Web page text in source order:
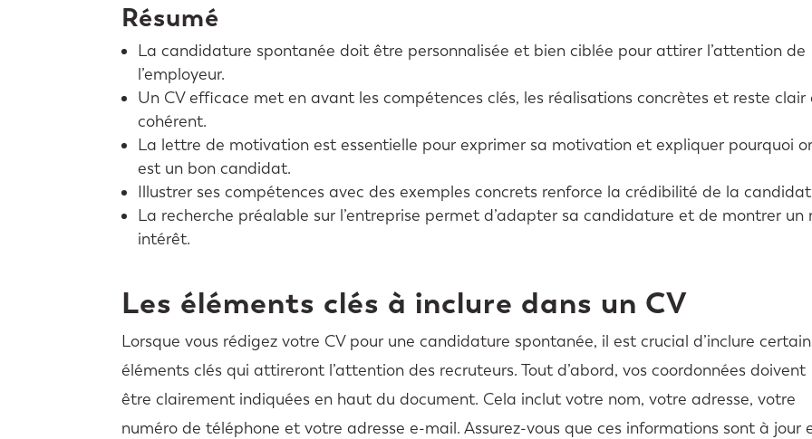
Résumé
La candidature spontanée doit être personnalisée et bien ciblée pour attirer l’attention de
l’employeur.
Un CV efficace met en avant les compétences clés, les réalisations concrètes et reste clair
cohérent.
La lettre de motivation est essentielle pour exprimer sa motivation et expliquer pourquoi
est un bon candidat.
Illustrer ses compétences avec des exemples concrets renforce la crédibilité de la
La recherche préalable sur l’entreprise permet d’adapter sa candidature et de montrer un
intérêt.
Les éléments clés à inclure dans un CV
Lorsque vous rédigez votre CV pour une candidature spontanée, il est crucial d’inclure
éléments clés qui attireront l’attention des recruteurs. Tout d’abord, vos coordonnées doivent
être clairement indiquées en haut du document. Cela inclut votre nom, votre adresse, votre
numéro de téléphone et votre adresse e-mail. Assurez-vous que ces informations sont à jour